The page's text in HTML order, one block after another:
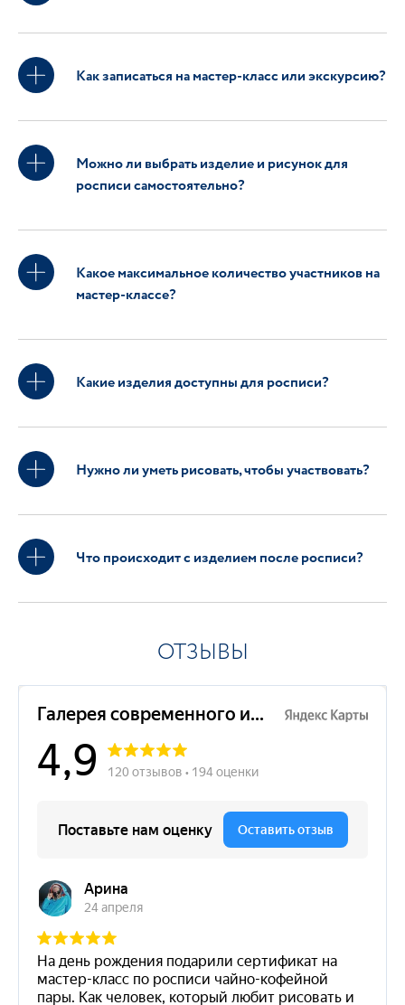
Как записаться на мастер-класс или экскурсию?
Можно ли выбрать изделие и рисунок для
росписи самостоятельно?
Какое максимальное количество участников на
мастер-классе?
Какие изделия доступны для росписи?
Нужно ли уметь рисовать, чтобы участвовать?
Что происходит с изделием после росписи?
ОТЗЫВЫ